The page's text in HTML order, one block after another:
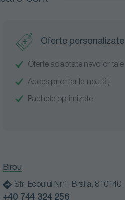
Oferte personalizate
Oferte adaptate nevoilor tale
Acces prioritar la noutăți
Pachete optimizate
Birou
Str. Ecoului Nr.1, Braila, 810140
+40 744 324 256